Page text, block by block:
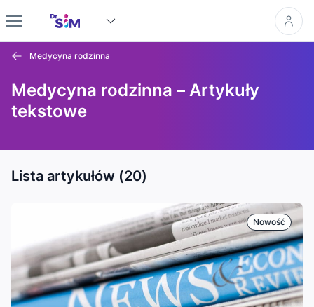
Medycyna rodzinna
Medycyna rodzinna – Artykuły
tekstowe
Lista artykułów (20)
Nowość